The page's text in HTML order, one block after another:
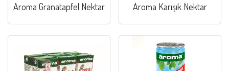
Aroma Granatapfel Nektar Aroma Karışık Nektar